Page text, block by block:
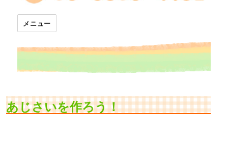
メニュー
あじさいを作ろう！